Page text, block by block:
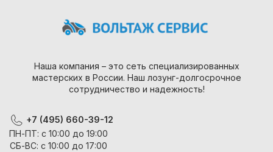
Наша компания – это сеть специализированных
мастерских в России. Наш лозунг-долгосрочное
сотрудничество и надежность!
+7 (495) 660-39-12
ПН-ПТ: с 10:00 до 19:00
СБ-ВС: с 10:00 до 17:00